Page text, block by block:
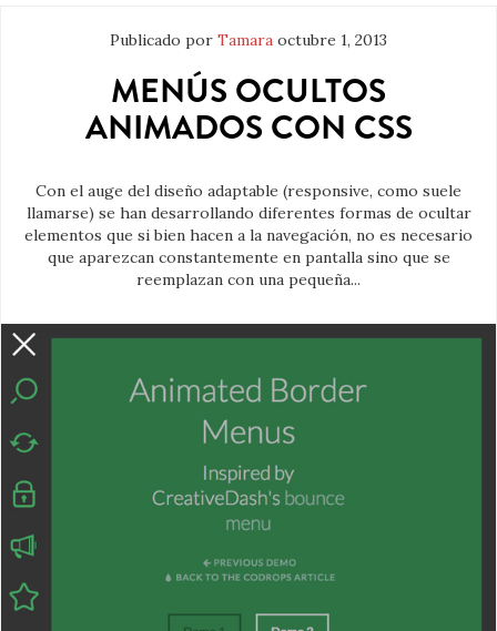
Publicado por Tamara octubre 1, 2013
MENÚS OCULTOS
ANIMADOS CON CSS
Con el auge del diseño adaptable (responsive, como suele
llamarse) se han desarrollando diferentes formas de ocultar
elementos que si bien hacen a la navegación, no es necesario
que aparezcan constantemente en pantalla sino que se
reemplazan con una pequeña...